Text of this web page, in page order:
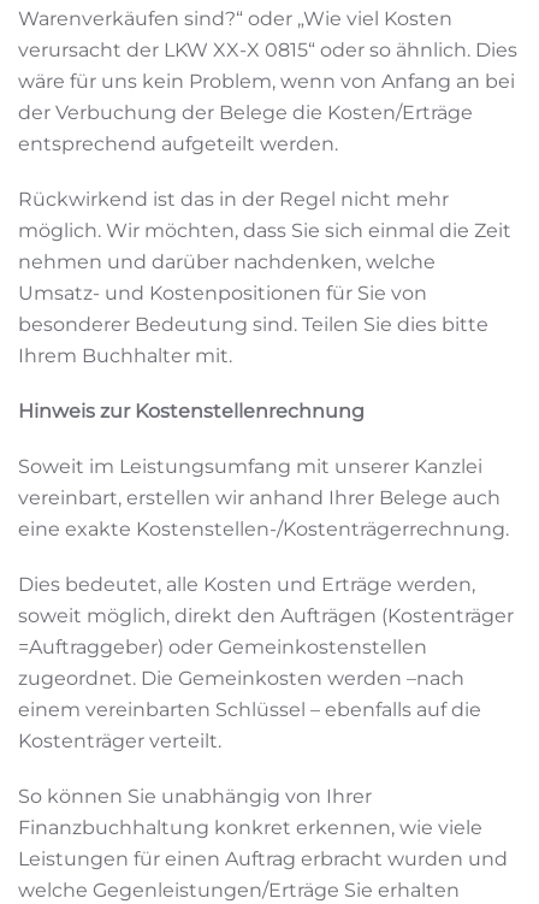
Warenverkäufen sind?“ oder „Wie viel Kosten
verursacht der LKW XX-X 0815“ oder so ähnlich. Dies
wäre für uns kein Problem, wenn von Anfang an bei
der Verbuchung der Belege die Kosten/Erträge
entsprechend aufgeteilt werden.
Rückwirkend ist das in der Regel nicht mehr
möglich. Wir möchten, dass Sie sich einmal die Zeit
nehmen und darüber nachdenken, welche
Umsatz- und Kostenpositionen für Sie von
besonderer Bedeutung sind. Teilen Sie dies bitte
Ihrem Buchhalter mit.
Hinweis zur Kostenstellenrechnung
Soweit im Leistungsumfang mit unserer Kanzlei
vereinbart, erstellen wir anhand Ihrer Belege auch
eine exakte Kostenstellen-/Kostenträgerrechnung.
Dies bedeutet, alle Kosten und Erträge werden,
soweit möglich, direkt den Aufträgen (Kostenträger
=Auftraggeber) oder Gemeinkostenstellen
zugeordnet. Die Gemeinkosten werden –nach
einem vereinbarten Schlüssel – ebenfalls auf die
Kostenträger verteilt.
So können Sie unabhängig von Ihrer
Finanzbuchhaltung konkret erkennen, wie viele
Leistungen für einen Auftrag erbracht wurden und
welche Gegenleistungen/Erträge Sie erhalten